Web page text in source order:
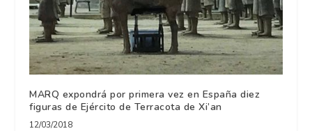
MARQ expondrá por primera vez en España diez
figuras de Ejército de Terracota de Xi’an
12/03/2018